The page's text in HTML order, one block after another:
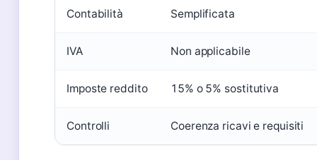
Contabilità Semplificata
IVA Non applicabile
Imposte reddito 15% o 5% sostitutiva
Controlli Coerenza ricavi e requisiti